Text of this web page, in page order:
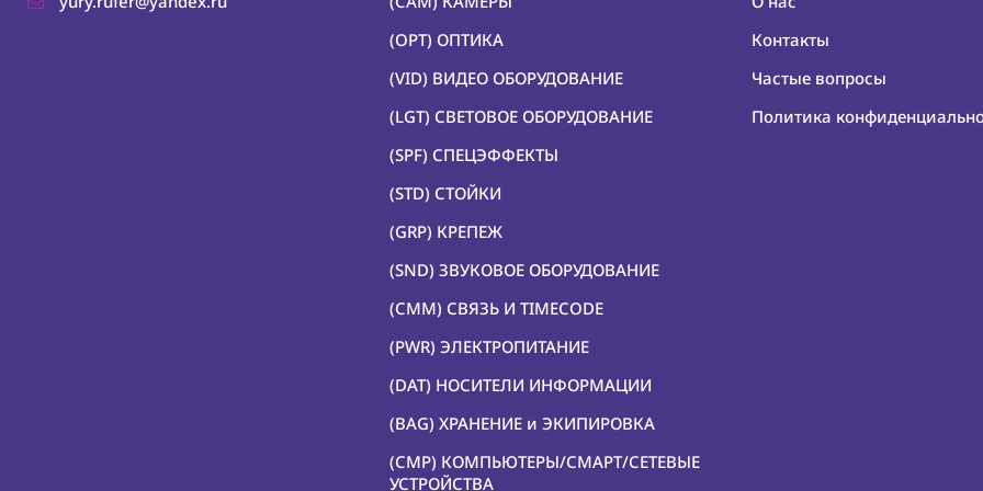
(OPT) ОПТИКА
(VID) ВИДЕО ОБОРУДОВАНИЕ
(LGT) СВЕТОВОЕ ОБОРУДОВАНИЕ
(SPF) СПЕЦЭФФЕКТЫ
(STD) СТОЙКИ
(GRP) КРЕПЕЖ
(SND) ЗВУКОВОЕ ОБОРУДОВАНИЕ
(CMM) СВЯЗЬ И TIMECODE
(PWR) ЭЛЕКТРОПИТАНИЕ
(DAT) НОСИТЕЛИ ИНФОРМАЦИИ
(BAG) ХРАНЕНИЕ и ЭКИПИРОВКА
(CMP) КОМПЬЮТЕРЫ/СМАРТ/СЕТЕВЫЕ
УСТРОЙСТВА
Контакты
Частые вопросы
Политика